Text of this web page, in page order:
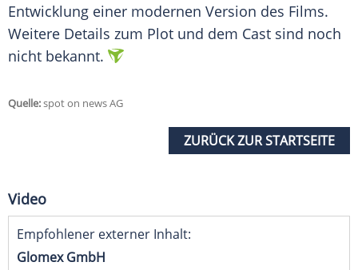
Entwicklung einer modernen Version des Films.
Weitere Details zum Plot und dem Cast sind noch
nicht bekannt.
Quelle:spot on news AG
ZURÜCK ZUR STARTSEITE
Video
Empfohlener externer Inhalt:
Glomex GmbH